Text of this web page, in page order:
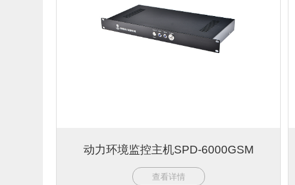
动力环境监控主机SPD-6000GSM
查看详情